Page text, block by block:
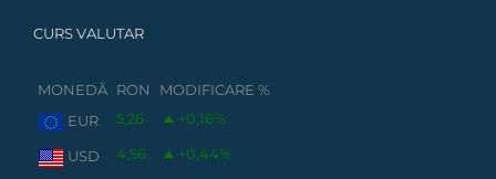
CURS VALUTAR
MONEDĂ RON
MODIFICARE %
EUR
5,26 +0,16%
USD 4,56 +0,44%